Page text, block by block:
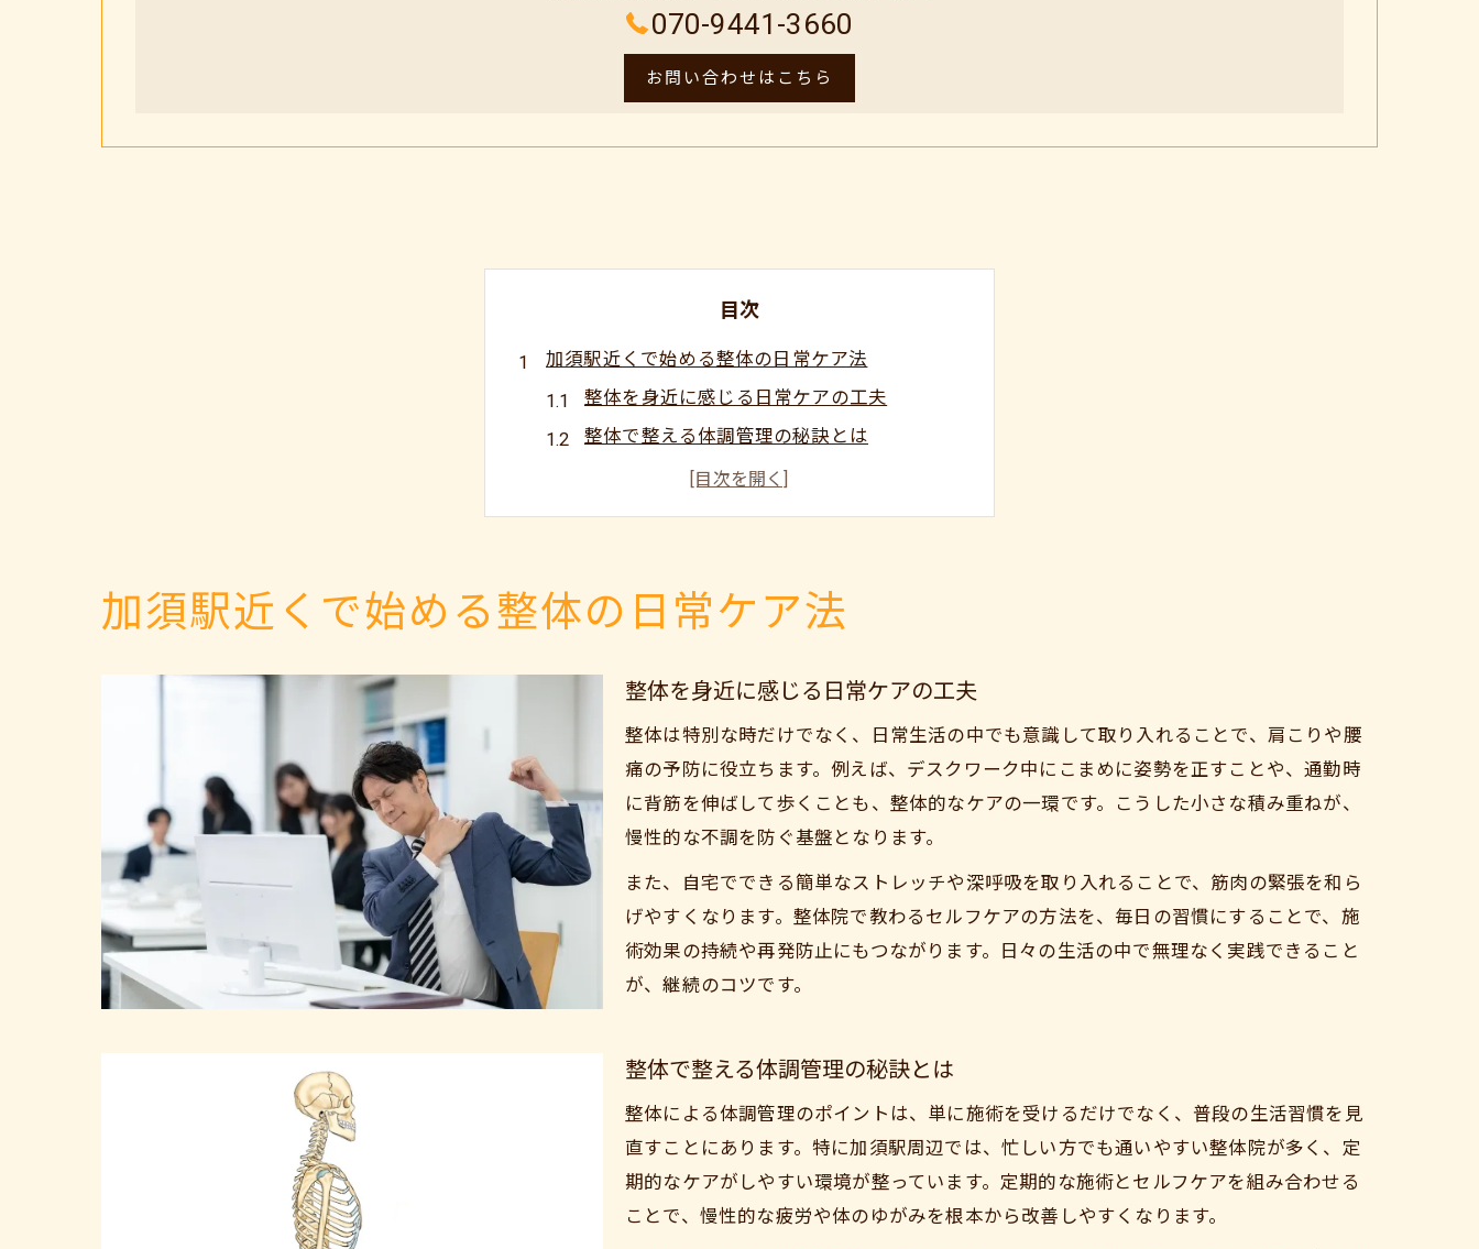
070-9441-3660
お問い合わせはこちら
目次
加須駅近くで始める整体の日常ケア法
整体を身近に感じる日常ケアの工夫
整体で整える体調管理の秘訣とは
加須駅周辺で続けやすい整体習慣
整体によるセルフケアの始め方ガイド
整体で叶える快適な毎日へのステップ
整体習慣で快適な毎日を実現するコツ
整体で実感する体の変化と効果的習慣
快適な毎日へ導く整体ケアの活用法
整体で作るストレスフリーな生活習慣
疲れにくい体を作る整体活用術を解説
整体で疲れにくい体質へ変わる方法
整体を活用した姿勢改善のポイント
整体で実現する根本改善の取り組み方
整体が導くパフォーマンス向上の秘訣
日常生活に整体ケアを取り入れるコツ
整体の考え方で日々のケアを実践
整体要素を活かした行動習慣の作り方
整体ケアを無理なく続ける秘訣とは
加須駅近くで始める整体の日常ケア法
整体を身近に感じる日常ケアの工夫
整体は特別な時だけでなく、日常生活の中でも意識して取り入れることで、肩こりや腰
痛の予防に役立ちます。例えば、デスクワーク中にこまめに姿勢を正すことや、通勤時
に背筋を伸ばして歩くことも、整体的なケアの一環です。こうした小さな積み重ねが、
慢性的な不調を防ぐ基盤となります。
また、自宅でできる簡単なストレッチや深呼吸を取り入れることで、筋肉の緊張を和ら
げやすくなります。整体院で教わるセルフケアの方法を、毎日の習慣にすることで、施
術効果の持続や再発防止にもつながります。日々の生活の中で無理なく実践できること
が、継続のコツです。
整体で整える体調管理の秘訣とは
整体による体調管理のポイントは、単に施術を受けるだけでなく、普段の生活習慣を見
直すことにあります。特に加須駅周辺では、忙しい方でも通いやすい整体院が多く、定
期的なケアがしやすい環境が整っています。定期的な施術とセルフケアを組み合わせる
ことで、慢性的な疲労や体のゆがみを根本から改善しやすくなります。